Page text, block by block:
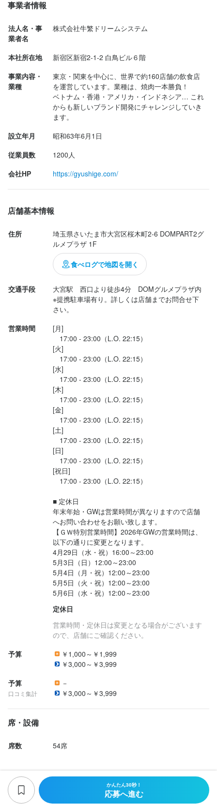
ごちそうさまでした＼(^o^)／
事業者情報
法人名・事
業者名
株式会社牛繁ドリームシステム
本社所在地
新宿区新宿2-1-2 白鳥ビル６階
事業内容・
業種
東京・関東を中心に、世界で約160店舗の飲食店
を運営しています。業種は、焼肉一本勝負！
ベトナム・香港・アメリカ・インドネシア… これ
からも新しいブランド開発にチャレンジしていき
ます。
設立年月
昭和63年6月1日
従業員数
1200人
会社HP
https://gyushige.com/
店舗基本情報
住所
埼玉県さいたま市大宮区桜木町2-6 DOMPART2グ
ルメプラザ 1F
食べログで地図を開く
交通手段
大宮駅　西口より徒歩4分　DOMグルメプラザ内
※提携駐車場有り。詳しくは店舗までお問合せ下
さい。
営業時間
[月]
17:00 - 23:00（L.O. 22:15）
[火]
17:00 - 23:00（L.O. 22:15）
[水]
17:00 - 23:00（L.O. 22:15）
[木]
17:00 - 23:00（L.O. 22:15）
[金]
17:00 - 23:00（L.O. 22:15）
[土]
17:00 - 23:00（L.O. 22:15）
[日]
17:00 - 23:00（L.O. 22:15）
[祝日]
17:00 - 23:00（L.O. 22:15）
■ 定休日
年末年始・GWは営業時間が異なりますので店舗
へお問い合わせをお願い致します。
【ＧＷ特別営業時間】2026年GWの営業時間は、
以下の通りに変更となります。
4月29日（水・祝）16:00～23:00
5月3日（日）12:00～23:00
5月4日（月・祝）12:00～23:00
5月5日（火・祝）12:00～23:00
5月6日（水・祝）12:00～23:00
定休日
営業時間・定休日は変更となる場合がございます
ので、店舗にご確認ください。
予算
￥1,000～￥1,999
￥3,000～￥3,999
予算
口コミ集計
－
￥3,000～￥3,999
席・設備
席数 54席
かんたん30秒！
応募へ進む
法人名・事業者名
最終更新日2025/02/05
店名
元氣七輪焼肉 牛繁 大宮西口DOM店
勤務地
埼玉県さいたま市大宮区桜木町2-6 DOMPART2グルメプラザ 1F
法人名・事業者名
株式会社牛繁ドリームシステム
少しでも興味をお持ちでしたら、ぜひお気軽にご応募ください。
おります。
元氣七輪焼肉 牛繁 大宮西口DOM店
勤務地
埼玉県さいたま市大宮区桜木町2-6 DOMPART2グルメプラザ 1F
035-367-2429
株式会社牛繁ドリームシステム
最終更新日2025/02/05
お店の採用担当者からのメッセージ
少しでも興味をお持ちでしたら、ぜひお気軽にご応募ください。
一度、カジュアルにお話しましょう。ご応募を心よりお待ちして
おります。
元氣七輪焼肉 牛繁 大宮西口DOM店
勤務地
埼玉県さいたま市大宮区桜木町2-6 DOMPART2グルメプラザ 1F
035-367-2429
法人名・事業者名
株式会社牛繁ドリームシステム
最終更新日2025/02/05